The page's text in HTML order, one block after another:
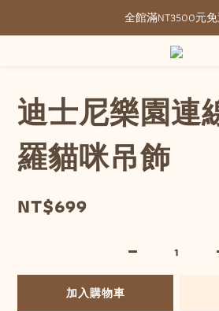
全館滿NT3500元
全館滿NT3500元
部分現貨＋預購20-30天
迪士尼樂園連
羅貓咪吊飾
NT$699
加入購物車